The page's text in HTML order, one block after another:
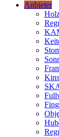
Anbieter